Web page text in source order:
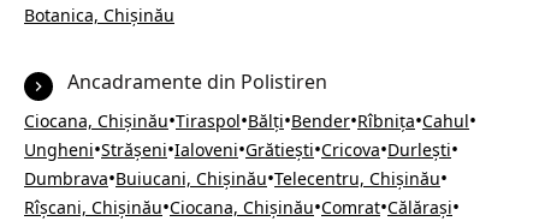
Botanica, Chișinău
Ancadramente din Polistiren
Ciocana, Chișinău•Tiraspol•Bălți•Bender•Rîbnița•Cahul•
Ungheni•Strășeni•Ialoveni•Grătiești•Cricova•Durlești•
Dumbrava•Buiucani, Chișinău•Telecentru, Chișinău•
Rîșcani, Chișinău•Ciocana, Chișinău•Comrat•Călărași•